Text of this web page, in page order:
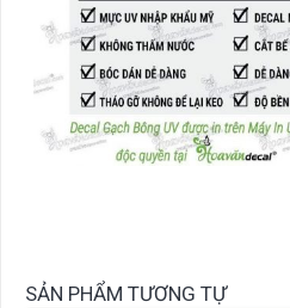
SẢN PHẨM TƯƠNG TỰ